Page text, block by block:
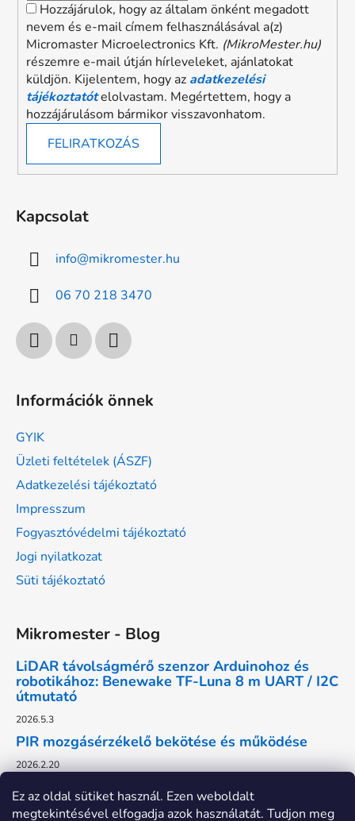
Ez az oldal sütiket használ. Ezen weboldalt
megtekintésével elfogadja azok használatát. Tudjon meg
Hozzájárulok, hogy az általam önként megadott
nevem és e-mail címem felhasználásával a(z)
Micromaster Microelectronics Kft. (MikroMester.hu)
részemre e-mail útján hírleveleket, ajánlatokat
küldjön. Kijelentem, hogy az adatkezelési
tájékoztatótelolvastam. Megértettem, hogy a
hozzájárulásom bármikor visszavonhatom.
FELIRATKOZÁS
Kapcsolat
info@mikromester.hu
06 70 218 3470
Információk önnek
GYIK
Üzleti feltételek (ÁSZF)
Adatkezelési tájékoztató
Impresszum
Fogyasztóvédelmi tájékoztató
Jogi nyilatkozat
Süti tájékoztató
Mikromester - Blog
LiDAR távolságmérő szenzor Arduinohoz és
robotikához: Benewake TF-Luna 8 m UART / I2C
útmutató
2026.5.3
PIR mozgásérzékelő bekötése és működése
2026.2.20